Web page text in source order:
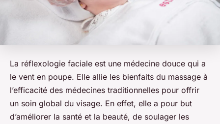
La réflexologie faciale est une médecine douce qui a
le vent en poupe. Elle allie les bienfaits du massage à
l’efficacité des médecines traditionnelles pour offrir
un soin global du visage. En effet, elle a pour but
d’améliorer la santé et la beauté, de soulager les